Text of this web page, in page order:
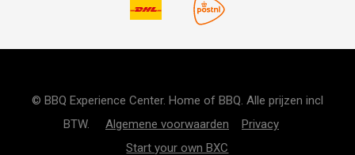
© BBQ Experience Center. Home of BBQ. Alle prijzen incl
BTW. Algemene voorwaarden
Privacy
Start your own BXC